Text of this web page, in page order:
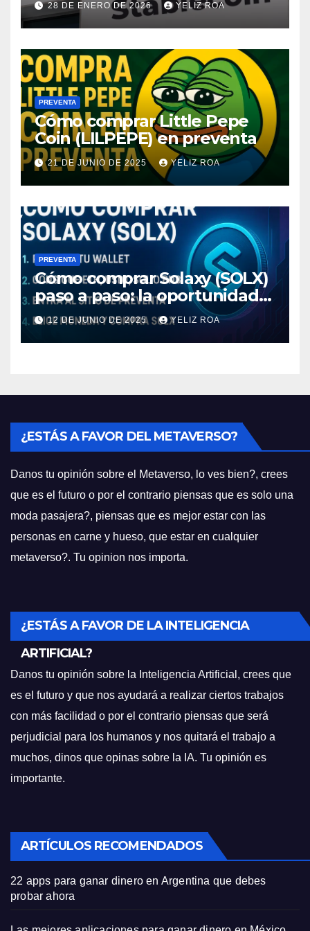
28 DE ENERO DE 2026 YELIZ ROA
PREVENTA
Cómo comprar Little Pepe
Coin (LILPEPE) en preventa
21 DE JUNIO DE 2025 YELIZ ROA
PREVENTA
Cómo comprar Solaxy (SOLX)
paso a paso: la oportunidad
cripto del momento
12 DE JUNIO DE 2025 YELIZ ROA
¿ESTÁS A FAVOR DEL METAVERSO?
Danos tu opinión sobre el Metaverso, lo ves bien?, crees
que es el futuro o por el contrario piensas que es solo una
moda pasajera?, piensas que es mejor estar con las
personas en carne y hueso, que estar en cualquier
metaverso?. Tu opinion nos importa.
¿ESTÁS A FAVOR DE LA INTELIGENCIA
ARTIFICIAL?
Danos tu opinión sobre la Inteligencia Artificial, crees que
es el futuro y que nos ayudará a realizar ciertos trabajos
con más facilidad o por el contrario piensas que será
perjudicial para los humanos y nos quitará el trabajo a
muchos, dinos que opinas sobre la IA. Tu opinión es
importante.
ARTÍCULOS RECOMENDADOS
22 apps para ganar dinero en Argentina que debes
probar ahora